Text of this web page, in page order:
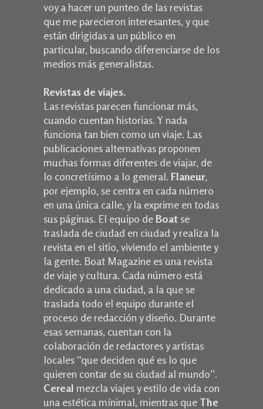
voy a hacer un punteo de las revistas
que me parecieron interesantes, y que
están dirigidas a un público en
particular, buscando diferenciarse de los
medios más generalistas.
Revistas de viajes.
Las revistas parecen funcionar más,
cuando cuentan historias. Y nada
funciona tan bien como un viaje. Las
publicaciones alternativas proponen
muchas formas diferentes de viajar, de
lo concretísimo a lo general. Flaneur,
por ejemplo, se centra en cada número
en una única calle, y la exprime en todas
sus páginas. El equipo de Boat se
traslada de ciudad en ciudad y realiza la
revista en el sitio, viviendo el ambiente y
la gente. Boat Magazine es una revista
de viaje y cultura. Cada número está
dedicado a una ciudad, a la que se
traslada todo el equipo durante el
proceso de redacción y diseño. Durante
esas semanas, cuentan con la
colaboración de redactores y artistas
locales “que deciden qué es lo que
quieren contar de su ciudad al mundo”.
Cereal mezcla viajes y estilo de vida con
una estética mínimal, mientras que The